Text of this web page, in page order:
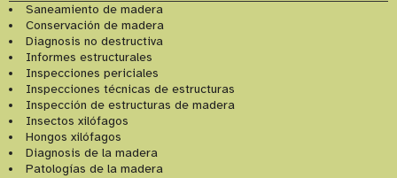
Saneamiento de madera
Conservación de madera
Diagnosis no destructiva
Informes estructurales
Inspecciones periciales
Inspecciones técnicas de estructuras
Inspección de estructuras de madera
Insectos xilófagos
Hongos xilófagos
Diagnosis de la madera
Patologías de la madera